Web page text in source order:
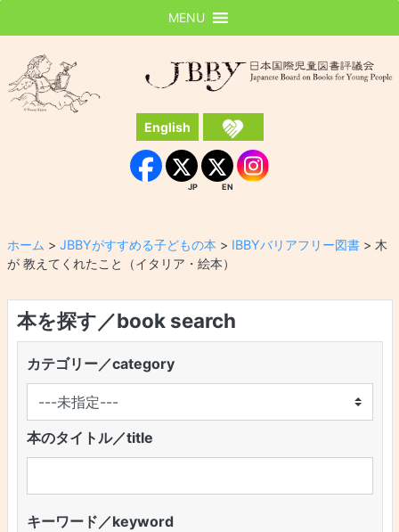
JBBY
English
Facebook
JP
JP
EN
EN Instagram
MENU
ホーム > JBBYがすすめる子どもの本 > IBBYバリアフリー図書> 木
が 教えてくれたこと（イタリア・絵本）
本を探す／book search
カテゴリー／category
本のタイトル／title
キーワード／keyword